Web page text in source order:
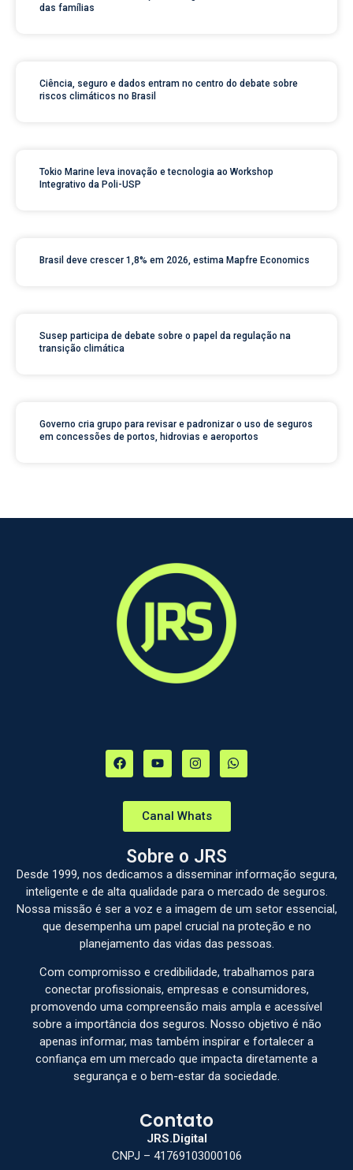
das famílias
Ciência, seguro e dados entram no centro do debate sobre
riscos climáticos no Brasil
Tokio Marine leva inovação e tecnologia ao Workshop
Integrativo da Poli-USP
Brasil deve crescer 1,8% em 2026, estima Mapfre Economics
Susep participa de debate sobre o papel da regulação na
transição climática
Governo cria grupo para revisar e padronizar o uso de seguros
em concessões de portos, hidrovias e aeroportos
Canal Whats
Sobre o JRS
Desde 1999, nos dedicamos a disseminar informação segura,
inteligente e de alta qualidade para o mercado de seguros.
Nossa missão é ser a voz e a imagem de um setor essencial,
que desempenha um papel crucial na proteção e no
planejamento das vidas das pessoas.
Com compromisso e credibilidade, trabalhamos para
conectar profissionais, empresas e consumidores,
promovendo uma compreensão mais ampla e acessível
sobre a importância dos seguros. Nosso objetivo é não
apenas informar, mas também inspirar e fortalecer a
confiança em um mercado que impacta diretamente a
segurança e o bem-estar da sociedade.
Contato
JRS.Digital
CNPJ – 41769103000106